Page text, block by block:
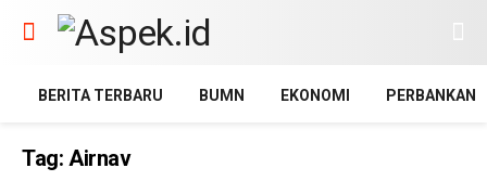
BERITA TERBARU BUMN EKONOMI PERBANKAN
Tag: Airnav